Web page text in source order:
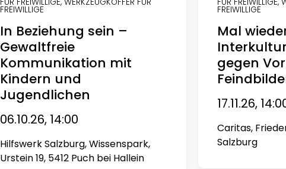
FÜR FREIWILLIGE, WERKZEUGKOFFER FÜR
FREIWILLIGE
In Beziehung sein –
Gewaltfreie
Kommunikation mit
Kindern und
Jugendlichen
06.10.26, 14:00
Hilfswerk Salzburg, Wissenspark,
Urstein 19, 5412 Puch bei Hallein
FÜR FREIWILLIGE,
FREIWILLIGE
Mal
gegen
17.11.26,
Caritas,
Salzburg